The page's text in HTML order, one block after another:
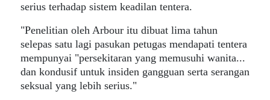
serius terhadap sistem keadilan tentera.
"Penelitian oleh Arbour itu dibuat lima tahun
selepas satu lagi pasukan petugas mendapati tentera
mempunyai "persekitaran yang memusuhi wanita...
dan kondusif untuk insiden gangguan serta serangan
seksual yang lebih serius."